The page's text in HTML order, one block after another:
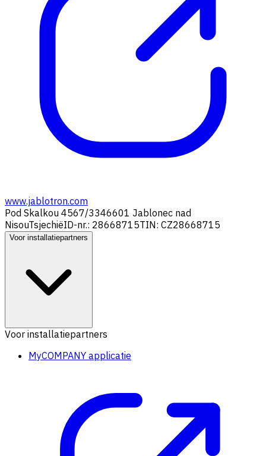
www.jablotron.com
Pod Skalkou 4567/3346601 Jablonec nad
NisouTsjechiëID-nr.: 28668715TIN: CZ28668715
Voor installatiepartners
Voor installatiepartners
MyCOMPANY applicatie